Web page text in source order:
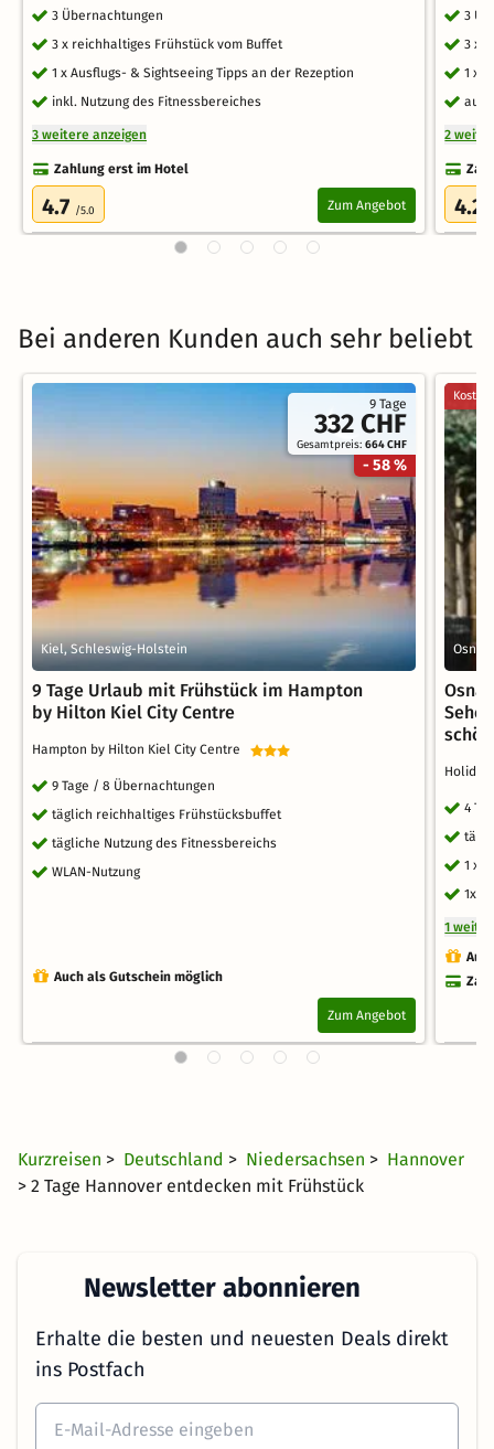
3 Übernachtungen
3 x reichhaltiges Frühstück vom Buffet
1 x Ausflugs- & Sightseeing Tipps an der Rezeption
inkl. Nutzung des Fitnessbereiches
3 weitere anzeigen
Zahlung erst im Hotel
4.7 /5.0 Zum Angebot
3
3 x
1 x
auf
2
4.2
Bei anderen Kunden auch sehr beliebt
9 Tage
332 CHF
Gesamtpreis:664 CHF
- 58 %
Kiel, Schleswig-Holstein
9 Tage Urlaub mit Frühstück im Hampton
by Hilton Kiel City Centre
Hampton by Hilton Kiel City Centre
9 Tage / 8 Übernachtungen
täglich reichhaltiges Frühstücksbuffet
tägliche Nutzung des Fitnessbereichs
WLAN-Nutzung
Auch als Gutschein möglich
Zum Angebot
4
1 x
1x
1
Kurzreisen > Deutschland > Niedersachsen > Hannover
> 2 Tage Hannover entdecken mit Frühstück
Newsletter abonnieren
Erhalte die besten und neuesten Deals direkt
ins Postfach